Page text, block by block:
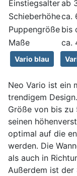
Einstiegsalterab
Schieberhöheca.
Puppengröße bis
Maße
ca.
Vario blau
Neo Vario ist ein
trendigem
Größe von bis zu
seinen
optimal auf die
werden. Die
als auch in
Außerdem ist der